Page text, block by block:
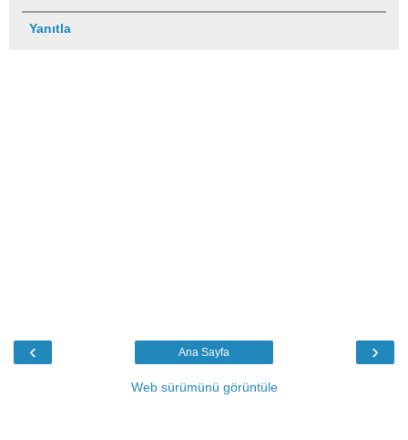
Yanıtla
‹ ›
Ana Sayfa
Web sürümünü görüntüle